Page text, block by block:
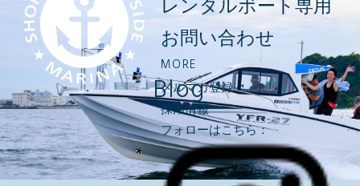
レンタルボート専用
お問い合わせ
MORE
メルマガ登録
採用情報
フォローはこちら：
Blog